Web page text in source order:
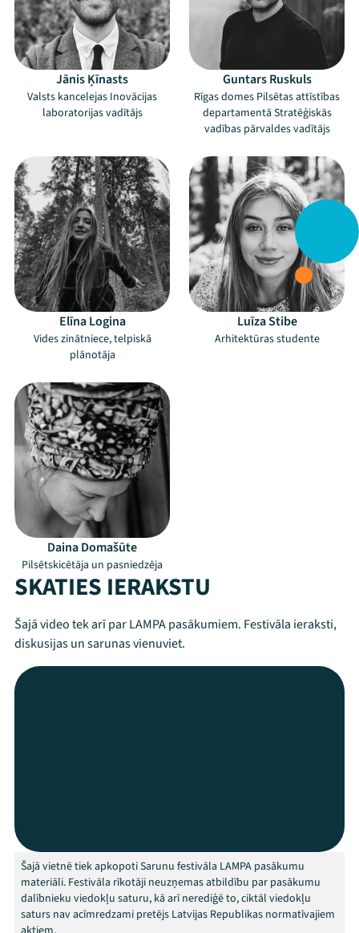
Programma
Arhīvs
Jānis Ķīnasts
Valsts kancelejas Inovācijas
laboratorijas vadītājs
Guntars Ruskuls
Rīgas domes Pilsētas attīstības
departamentā Stratēģiskās
vadības pārvaldes vadītājs
Elīna Logina
Vides zinātniece, telpiskā
plānotāja
Luīza Stibe
Arhitektūras studente
Daina Domašūte
Pilsētskicētāja un pasniedzēja
SKATIES IERAKSTU
Šajā video tek arī par LAMPA pasākumiem. Festivāla ieraksti,
diskusijas un sarunas vienuviet.
Šajā vietnē tiek apkopoti Sarunu festivāla LAMPA pasākumu
materiāli. Festivāla rīkotāji neuzņemas atbildību par pasākumu
dalībnieku viedokļu saturu, kā arī nerediģē to, ciktāl viedokļu
saturs nav acīmredzami pretējs Latvijas Republikas normatīvajiem